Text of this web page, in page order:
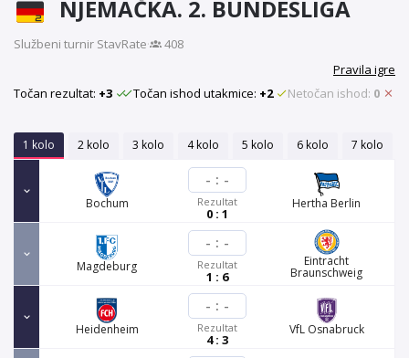
NJEMAČKA. 2. BUNDESLIGA
Službeni turnir StavRate·
408
Pravila igre
Točan rezultat: +3 Točan ishod utakmice: +2 Netočan ishod: 0
1 kolo 2 kolo 3 kolo 4 kolo 5 kolo 6 kolo 7 kolo
Bochum
- : -
Rezultat
0 : 1
Hertha Berlin
Magdeburg
- : -
Rezultat
1 : 6
Eintracht
Braunschweig
Heidenheim
- : -
Rezultat
4 : 3
VfL Osnabruck